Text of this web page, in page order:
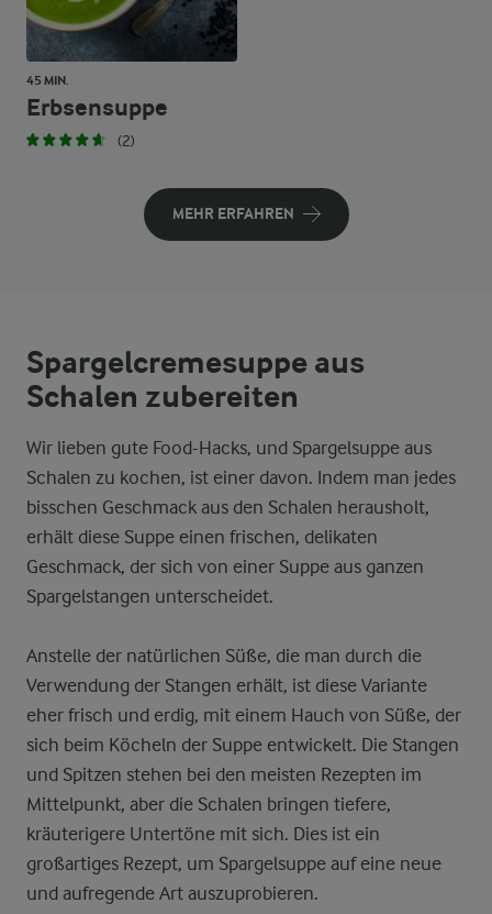
45 MIN.
Erbsensuppe
(2)
MEHR ERFAHREN
Spargelcremesuppe aus
Schalen zubereiten
Wir lieben gute Food-Hacks, und Spargelsuppe aus
Schalen zu kochen, ist einer davon. Indem man jedes
bisschen Geschmack aus den Schalen herausholt,
erhält diese Suppe einen frischen, delikaten
Geschmack, der sich von einer Suppe aus ganzen
Spargelstangen unterscheidet.
Anstelle der natürlichen Süße, die man durch die
Verwendung der Stangen erhält, ist diese Variante
eher frisch und erdig, mit einem Hauch von Süße, der
sich beim Köcheln der Suppe entwickelt. Die Stangen
und Spitzen stehen bei den meisten Rezepten im
Mittelpunkt, aber die Schalen bringen tiefere,
kräuterigere Untertöne mit sich. Dies ist ein
großartiges Rezept, um Spargelsuppe auf eine neue
und aufregende Art auszuprobieren.